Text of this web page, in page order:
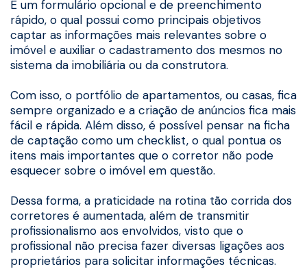
É um formulário opcional e de preenchimento
rápido, o qual possui como principais objetivos
captar as informações mais relevantes sobre o
imóvel e auxiliar o cadastramento dos mesmos no
sistema da imobiliária ou da construtora.
Com isso, o portfólio de apartamentos, ou casas, fica
sempre organizado e a criação de anúncios fica mais
fácil e rápida. Além disso, é possível pensar na ficha
de captação como um checklist, o qual pontua os
itens mais importantes que o corretor não pode
esquecer sobre o imóvel em questão.
Dessa forma, a praticidade na rotina tão corrida dos
corretores é aumentada, além de transmitir
profissionalismo aos envolvidos, visto que o
profissional não precisa fazer diversas ligações aos
proprietários para solicitar informações técnicas.